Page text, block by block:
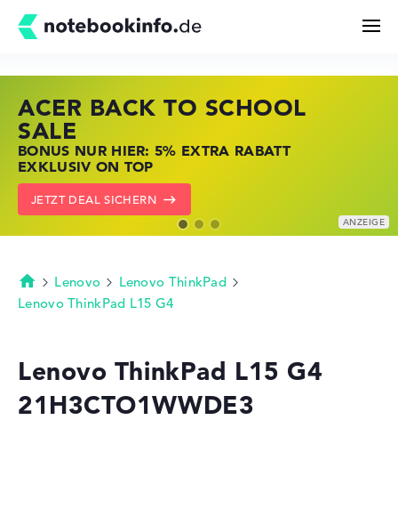
Kaufberatung
Technik & Wissen
Merkzettel
ACER BACK TO SCHOOL
SALE
BONUS NUR HIER: 5% EXTRA RABATT
EXKLUSIV ON TOP
JETZT DEAL SICHERN
HP STORE SSV DEALS
JETZT ZUGREIFEN: NOTEBOOKS BEI HP
KRÄFTIG REDUZIERT
ZU DEN HP ANGEBOTEN
LENOVO LAPTOP DEALS
NOTEBOOKS BEI LENOVO JETZT
KRÄFTIG REDUZIERT
LENOVO DEALS ZEIGEN
Startseite
Lenovo
Lenovo ThinkPad
Lenovo ThinkPad L15 G4
Lenovo ThinkPad L15 G4
21H3CTO1WWDE3